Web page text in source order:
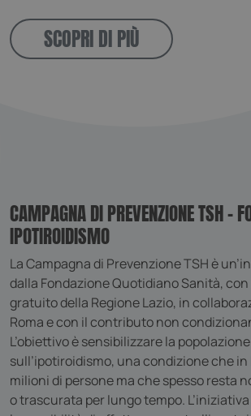
SCOPRI DI PIÙ
CAMPAGNA DI PREVENZIONE TSH –
IPOTIROIDISMO
La Campagna di Prevenzione TSH è
dalla Fondazione Quotidiano Sanità,
gratuito della Regione Lazio, in
Roma e con il contributo non
L’obiettivo è sensibilizzare la popolazione
sull’ipotiroidismo, una condizione che
milioni di persone ma che spesso resta
o trascurata per lungo tempo.